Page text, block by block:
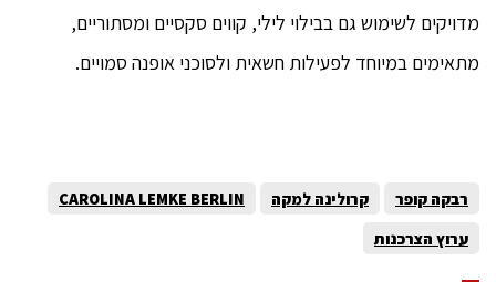
מדויקים לשימוש גם בבילוי לילי, קווים סקסיים ומסתוריים,
מתאימים במיוחד לפעילות חשאית ולסוכני אופנה סמויים.
רבקה קופר קרולינה למקה
CAROLINA LEMKE BERLIN
ערוץ הצרכנות